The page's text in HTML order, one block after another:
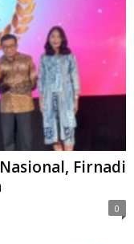
Firnadi
0